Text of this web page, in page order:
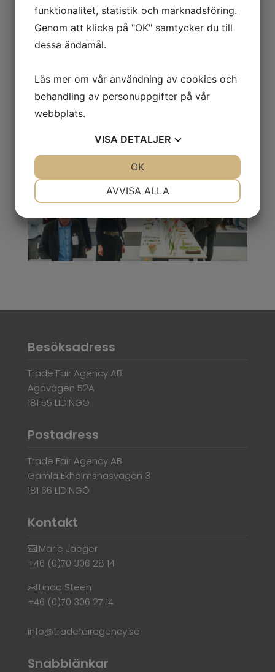
Genom denna utvecklingstärker BIOFACH
sin position som en värdebaserad
mötesplats för ekologiska och hållbara
Läs hela pressmeddelandethär
Besöksadress
Trade Fair Agency AB
Agavägen 52A
181 55 LIDINGÖ
Postadress
Trade Fair Agency AB
Gamla Ekholmsnäsvägen 3
181 66 LIDINGÖ
Kontakt
Marie Jaeger
+46 (0)70 306 28 14
Linda Steen
+46 (0)70 306 27 14
info@tradefairagency.se
Snabblänkar
funktionalitet, statistik och marknadsföring.
Genom att klicka på "OK" samtycker du till
dessa ändamål.
Läs mer om vår användning av cookies och
behandling av personuppgifter på vår
webbplats.
VISA DETALJER
MARKNADSFÖRING STATISTIK
AVVISA ALLA
OK